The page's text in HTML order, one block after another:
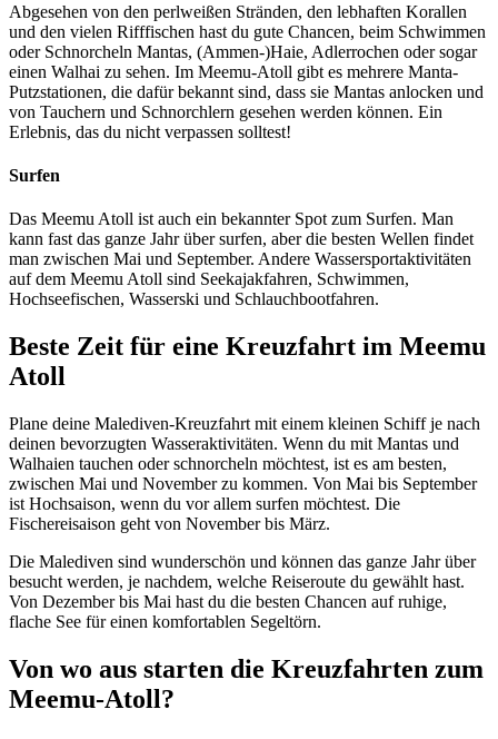
Abgesehen von den perlweißen Stränden, den lebhaften Korallen
und den vielen Rifffischen hast du gute Chancen, beim Schwimmen
oder Schnorcheln Mantas, (Ammen-)Haie, Adlerrochen oder sogar
einen Walhai zu sehen. Im Meemu-Atoll gibt es mehrere Manta-
Putzstationen, die dafür bekannt sind, dass sie Mantas anlocken und
von Tauchern und Schnorchlern gesehen werden können. Ein
Erlebnis, das du nicht verpassen solltest!
Surfen
Das Meemu Atoll ist auch ein bekannter Spot zum Surfen. Man
kann fast das ganze Jahr über surfen, aber die besten Wellen findet
man zwischen Mai und September. Andere Wassersportaktivitäten
auf dem Meemu Atoll sind Seekajakfahren, Schwimmen,
Hochseefischen, Wasserski und Schlauchbootfahren.
Beste Zeit für eine Kreuzfahrt im Meemu
Atoll
Plane deine Malediven-Kreuzfahrt mit einem kleinen Schiff je nach
deinen bevorzugten Wasseraktivitäten. Wenn du mit Mantas und
Walhaien tauchen oder schnorcheln möchtest, ist es am besten,
zwischen Mai und November zu kommen. Von Mai bis September
ist Hochsaison, wenn du vor allem surfen möchtest. Die
Fischereisaison geht von November bis März.
Die Malediven sind wunderschön und können das ganze Jahr über
besucht werden, je nachdem, welche Reiseroute du gewählt hast.
Von Dezember bis Mai hast du die besten Chancen auf ruhige,
flache See für einen komfortablen Segeltörn.
Von wo aus starten die Kreuzfahrten zum
Meemu-Atoll?